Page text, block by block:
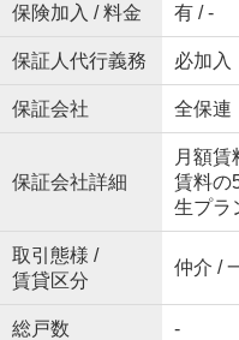
保険加入 / 料金 有 / -
保証人代行義務 必加入
保証会社 全保連
保証会社詳細
月額
賃料
生プラ
取引態様 /
賃貸区分
仲介 /
総戸数 -